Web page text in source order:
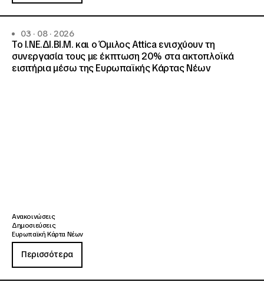
03 · 08 · 2026
Το Ι.ΝΕ.ΔΙ.ΒΙ.Μ. και o Όμιλος Attica ενισχύουν τη
συνεργασία τους με έκπτωση 20% στα ακτοπλοϊκά
εισιτήρια μέσω της Ευρωπαϊκής Κάρτας Νέων
Ανακοινώσεις
Δημοσιεύσεις
Ευρωπαϊκή Κάρτα Νέων
Περισσότερα